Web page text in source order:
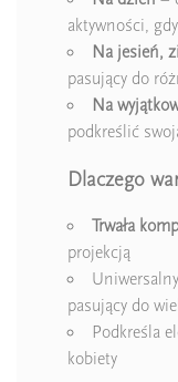
aktywności,
Na jesień,
pasujący do
Na
podkreślić
Dlaczego
Trwała
projekcją
pasujący do
Podkreśla
kobiety